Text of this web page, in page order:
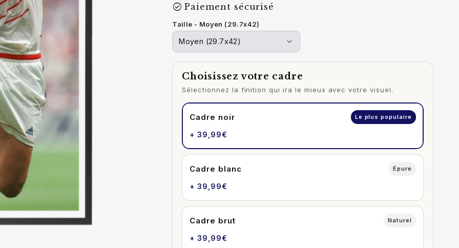
check_circle Paiement sécurisé
Taille - Moyen (29.7x42)
Choisissez votre cadre
Sélectionnez la finition qui ira le mieux avec votre visuel.
Cadre noir Le plus populaire
+ 39,99€
Cadre blanc Épuré
+ 39,99€
Cadre brut Naturel
+ 39,99€